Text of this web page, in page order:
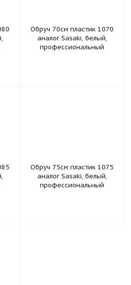
Обруч 70см пластик 1070
аналог Sasaki, белый,
профессиональный
Обруч 75см пластик 1075
аналог Sasaki, белый,
профессиональный